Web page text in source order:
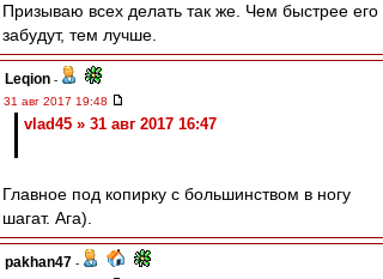
Призываю всех делать так же. Чем быстрее его
забудут, тем лучше.
Leqion -
31 авг 2017 19:48
vlad45 » 31 авг 2017 16:47
Главное под копирку с большинством в ногу
шагат. Ага).
pakhan47 -